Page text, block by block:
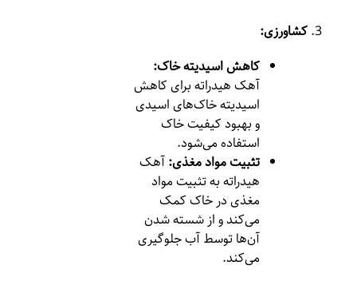
کشاورزی:
کاهش اسیدیته خاک:
آهک هیدراته برای کاهش
اسیدیته خاک‌های اسیدی
و بهبود کیفیت خاک
استفاده می‌شود.
تثبیت مواد مغذی:آهک
هیدراته به تثبیت مواد
مغذی در خاک کمک
می‌کند و از شسته شدن
آن‌ها توسط آب جلوگیری
می‌کند.